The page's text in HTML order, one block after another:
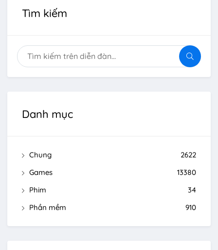
Tìm kiếm
Danh mục
Chung
2622
Games
13380
Phim
34
Phần mềm
910